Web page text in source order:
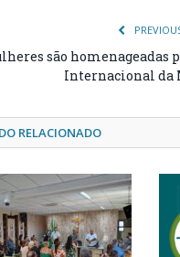
são homenageadas
Internacional da
RELACIONADO